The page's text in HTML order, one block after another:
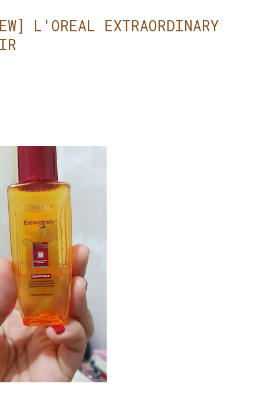
L'OREAL EXTRAORDINARY